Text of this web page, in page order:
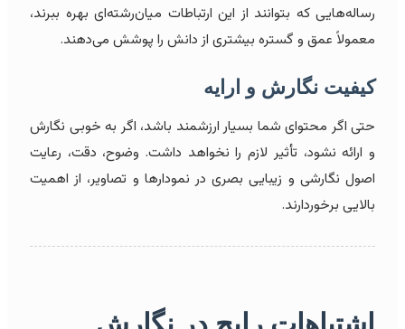
رساله‌هایی که بتوانند از این ارتباطات میان‌رشته‌ای بهره ببرند،
معمولاً عمق و گستره بیشتری از دانش را پوشش می‌دهند.
کیفیت نگارش و ارایه
حتی اگر محتوای شما بسیار ارزشمند باشد، اگر به خوبی نگارش
و ارائه نشود، تأثیر لازم را نخواهد داشت. وضوح، دقت، رعایت
اصول نگارشی و زیبایی بصری در نمودارها و تصاویر، از اهمیت
بالایی برخوردارند.